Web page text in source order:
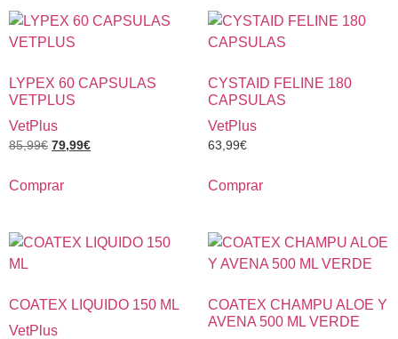
LYPEX 60 CAPSULAS
VETPLUS
VetPlus
85,99€ 79,99€
Comprar
CYSTAID FELINE 180
CAPSULAS
VetPlus
63,99€
Comprar
COATEX LIQUIDO 150 ML
VetPlus
COATEX CHAMPU ALOE Y
AVENA 500 ML VERDE